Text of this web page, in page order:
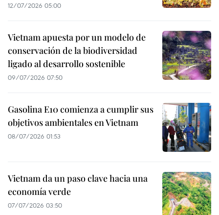
12/07/2026 05:00
Vietnam apuesta por un modelo de
conservación de la biodiversidad
ligado al desarrollo sostenible
09/07/2026 07:50
Gasolina E10 comienza a cumplir sus
objetivos ambientales en Vietnam
08/07/2026 01:53
Vietnam da un paso clave hacia una
economía verde
07/07/2026 03:50